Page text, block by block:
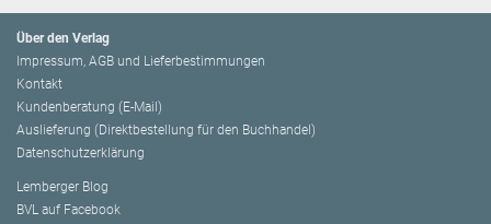
Über den Verlag
Impressum, AGB und Lieferbestimmungen
Kontakt
Kundenberatung (E-Mail)
Auslieferung (Direktbestellung für den Buchhandel)
Datenschutzerklärung
Lemberger Blog
BVL auf Facebook